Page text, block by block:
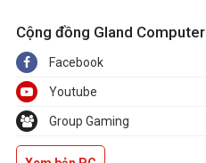
Cộng đồng Gland Computer
Facebook
Youtube
Group Gaming